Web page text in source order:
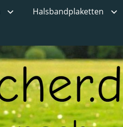
Halsbandplaketten